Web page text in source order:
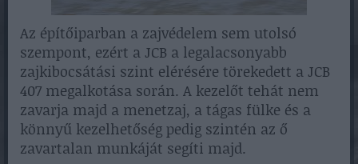
Az építőiparban a zajvédelem sem utolsó
szempont, ezért a JCB a legalacsonyabb
zajkibocsátási szint elérésére törekedett a JCB
407 megalkotása során. A kezelőt tehát nem
zavarja majd a menetzaj, a tágas fülke és a
könnyű kezelhetőség pedig szintén az ő
zavartalan munkáját segíti majd.